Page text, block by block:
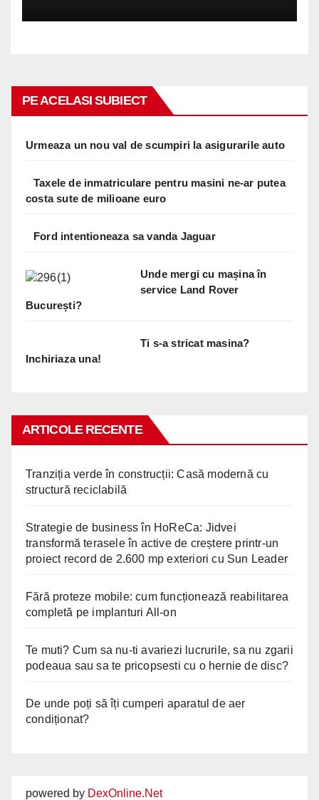
PE ACELASI SUBIECT
Urmeaza un nou val de scumpiri la asigurarile auto
Taxele de inmatriculare pentru masini ne-ar putea
costa sute de milioane euro
Ford intentioneaza sa vanda Jaguar
Unde mergi cu mașina în
service Land Rover
București?
Ti s-a stricat masina?
Inchiriaza una!
ARTICOLE RECENTE
Tranziția verde în construcții: Casă modernă cu
structură reciclabilă
Strategie de business în HoReCa: Jidvei
transformă terasele în active de creștere printr-un
proiect record de 2.600 mp exteriori cu Sun Leader
Fără proteze mobile: cum funcționează reabilitarea
completă pe implanturi All-on
Te muti? Cum sa nu-ti avariezi lucrurile, sa nu zgarii
podeaua sau sa te pricopsesti cu o hernie de disc?
De unde poți să îți cumperi aparatul de aer
condiționat?
powered by DexOnline.Net